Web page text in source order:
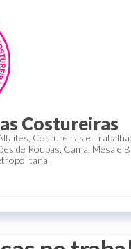
Costureiras
Costureiras e
de Roupas, Cama, Mesa e